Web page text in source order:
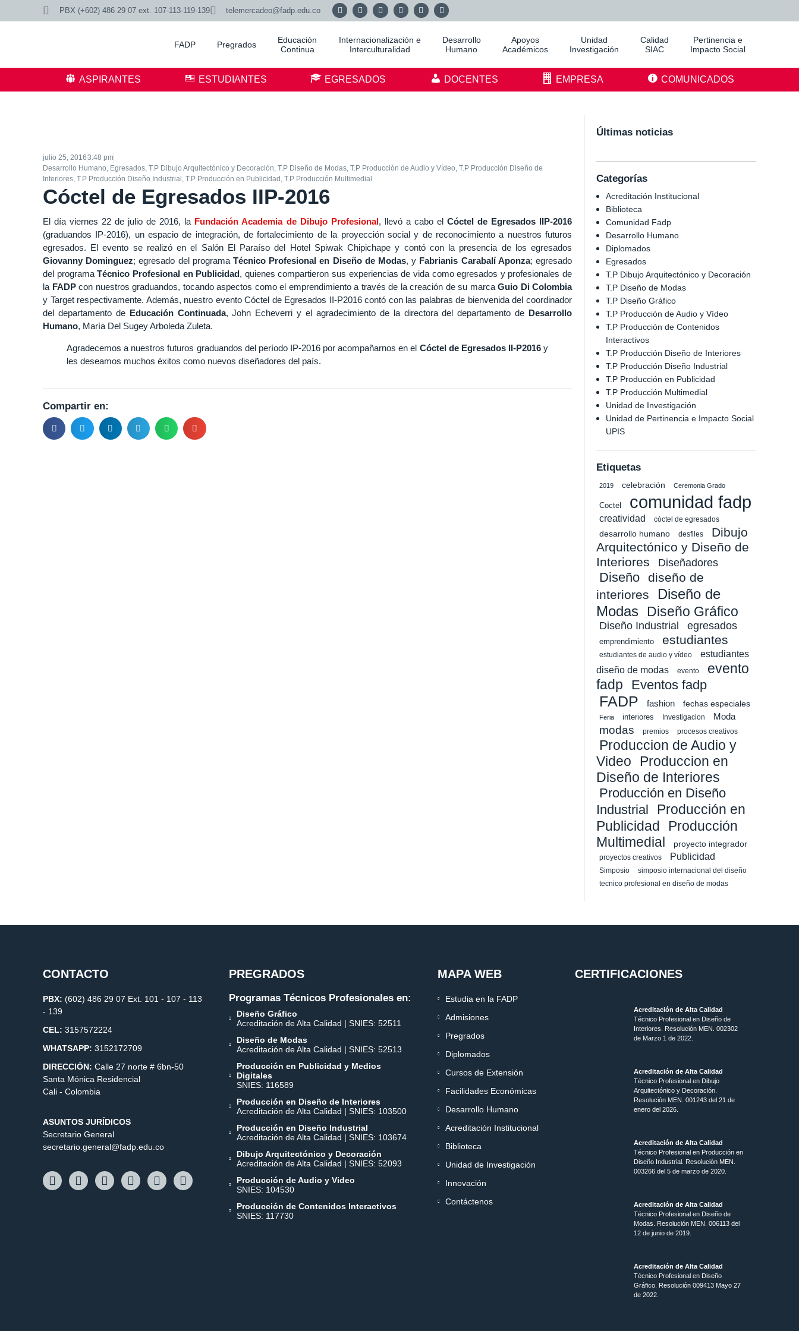
PBX (+602) 486 29 07 ext. 107-113-119-139 telemercadeo@fadp.edu.co
FADP Pregrados
Educación
Continua
Internacionalización e
Interculturalidad
Desarrollo
Humano
Apoyos
Académicos
Unidad
Investigación
Calidad
SIAC
Pertinencia e
Impacto Social
ASPIRANTES ESTUDIANTES EGRESADOS DOCENTES EMPRESA COMUNICADOS
julio 25, 20163:48 pm
Desarrollo Humano Egresados T.P Dibujo Arquitectónico y Decoración T.P Diseño de Modas T.P Producción de Audio y Vídeo T.P Producción Diseño de
Interiores T.P Producción Diseño Industrial T.P Producción en Publicidad T.P Producción Multimedial
Cóctel de Egresados IIP-2016
El día viernes 22 de julio de 2016, la Fundación Academia de Dibujo Profesional, llevó a cabo el Cóctel de Egresados IIP-2016
(graduandos IP-2016), un espacio de integración, de fortalecimiento de la proyección social y de reconocimiento a nuestros futuros
egresados. El evento se realizó en el Salón El Paraíso del Hotel Spiwak Chipichape y contó con la presencia de los egresados
Giovanny Dominguez; egresado del programaTécnico Profesional en Diseño de Modas, y Fabrianis Carabalí Aponza; egresado
del programaTécnico Profesional en Publicidad, quienes compartieron sus experiencias de vida como egresados y profesionales de
la FADPcon nuestros graduandos, tocando aspectos como el emprendimiento a través de la creación de su marca Guio Di Colombia
y Target respectivamente. Además, nuestro evento Cóctel de Egresados II-P2016 contó con las palabras de bienvenida del coordinador
del departamento de Educación Continuada, John Echeverri y el agradecimiento de la directora del departamento de Desarrollo
Humano, María Del Sugey Arboleda Zuleta.
Agradecemos a nuestros futuros graduandos del período IP-2016 por acompañarnos en el Cóctel de Egresados II-P2016y
les deseamos muchos éxitos como nuevos diseñadores del país.
Compartir en:
Últimas noticias
Categorías
Acreditación Institucional
Biblioteca
Comunidad Fadp
Desarrollo Humano
Diplomados
Egresados
T.P Dibujo Arquitectónico y Decoración
T.P Diseño de Modas
T.P Diseño Gráfico
T.P Producción de Audio y Vídeo
T.P Producción de Contenidos
Interactivos
T.P Producción Diseño de Interiores
T.P Producción Diseño Industrial
T.P Producción en Publicidad
T.P Producción Multimedial
Unidad de Investigación
Unidad de Pertinencia e Impacto Social
UPIS
Etiquetas
2019 celebración Ceremonia Grado
Coctel comunidad fadp
creatividad cóctel de egresados
desarrollo humano desfiles
Dibujo
Arquitectónico y Diseño de
Interiores
Diseñadores
Diseño
diseño de
interiores
Diseño de
Modas Diseño Gráfico
Diseño Industrial egresados
emprendimiento estudiantes
estudiantes de audio y vídeo
estudiantes
diseño de modas
evento
evento
fadp
Eventos fadp
FADP fashion fechas especiales
Feria interiores Investigacion Moda
modas premios procesos creativos
Produccion de Audio y
Video
Produccion en
Diseño de Interiores
Producción en Diseño
Industrial
Producción en
Publicidad
Producción
Multimedial
proyecto integrador
proyectos creativos Publicidad
Simposio simposio internacional del diseño
tecnico profesional en diseño de modas
CONTACTO
PBX: (602) 486 29 07 Ext. 101 - 107 - 113
- 139
CEL: 3157572224
WHATSAPP: 3152172709
DIRECCIÓN: Calle 27 norte # 6bn-50
Santa Mónica Residencial
Cali - Colombia
ASUNTOS JURÍDICOS
Secretario General
secretario.general@fadp.edu.co
PREGRADOS
Programas Técnicos Profesionales en:
Diseño Gráfico
Acreditación de Alta Calidad | SNIES: 52511
Diseño de Modas
Acreditación de Alta Calidad | SNIES: 52513
Producción en Publicidad y Medios
Digitales
SNIES: 116589
Producción en Diseño de Interiores
Acreditación de Alta Calidad | SNIES: 103500
Producción en Diseño Industrial
Acreditación de Alta Calidad | SNIES: 103674
Dibujo Arquitectónico y Decoración
Acreditación de Alta Calidad | SNIES: 52093
Producción de Audio y Video
SNIES: 104530
Producción de Contenidos Interactivos
SNIES: 117730
MAPA WEB
Estudia en la FADP
Admisiones
Pregrados
Diplomados
Cursos de Extensión
Facilidades Económicas
Desarrollo Humano
Acreditación Institucional
Biblioteca
Unidad de Investigación
Innovación
Contáctenos
CERTIFICACIONES
Acreditación de Alta Calidad
Técnico Profesional en Diseño de
Interiores. Resolución MEN. 002302
de Marzo 1 de 2022.
Acreditación de Alta Calidad
Técnico Profesional en Dibujo
Arquitectónico y Decoración.
Resolución MEN.001243 del 21 de
enero del 2026.
Acreditación de Alta Calidad
Técnico Profesional en Producción en
Diseño Industrial. Resolución MEN.
003266 del 5 de marzo de 2020.
Acreditación de Alta Calidad
Técnico Profesional en Diseño de
Modas. Resolución MEN. 006113 del
12 de junio de 2019.
Acreditación de Alta Calidad
Técnico Profesional en Diseño
Gráfico. Resolución 009413 Mayo 27
de 2022.